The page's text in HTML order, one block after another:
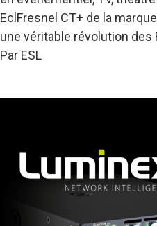
EclFresnel CT+ de la
une véritable révolution des
Par ESL